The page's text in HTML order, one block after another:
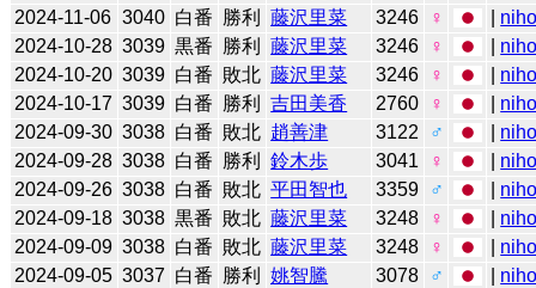
2024-11-06 3040 白番 勝利 藤沢里菜 3246 ♀
2024-10-28 3039 黒番 勝利 藤沢里菜 3246 ♀
2024-10-20 3039 白番 敗北 藤沢里菜 3246 ♀
2024-10-17 3039 白番 勝利 吉田美香 2760 ♀
2024-09-30 3038 白番 敗北 趙善津 3122 ♂
2024-09-28 3038 白番 勝利 鈴木歩 3041 ♀
2024-09-26 3038 白番 敗北 平田智也 3359 ♂
2024-09-18 3038 黒番 敗北 藤沢里菜 3248 ♀
2024-09-09 3038 白番 敗北 藤沢里菜 3248 ♀
2024-09-05 3037 白番 勝利 姚智騰 3078 ♂